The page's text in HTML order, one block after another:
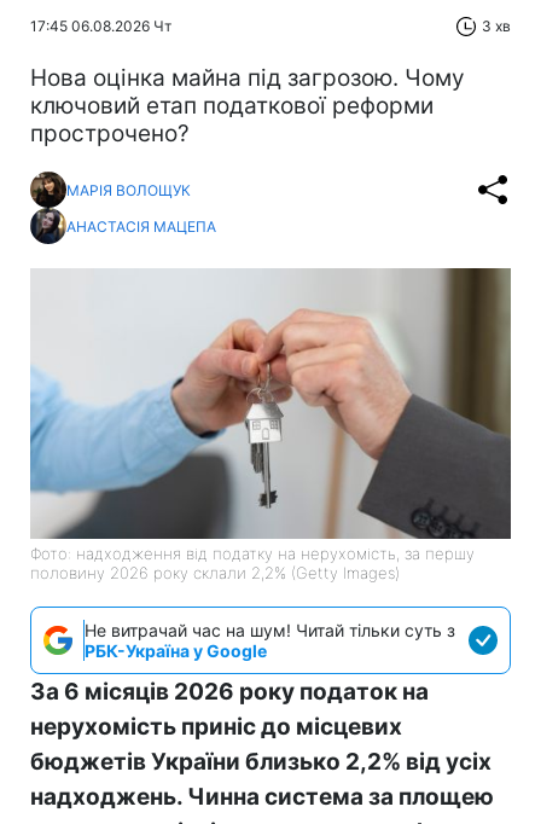
17:45 06.08.2026 Чт 3 хв
Нова оцінка майна під загрозою. Чому
ключовий етап податкової реформи
прострочено?
МАРІЯ ВОЛОЩУК
АНАСТАСІЯ МАЦЕПА
Фото: надходження від податку на нерухомість, за першу
половину 2026 року склали 2,2% (Getty Images)
Не витрачай час на шум! Читай тільки суть з
РБК-Україна у Google
За 6 місяців 2026 року податок на
нерухомість приніс до місцевих
бюджетів України близько 2,2% від усіх
надходжень. Чинна система за площею